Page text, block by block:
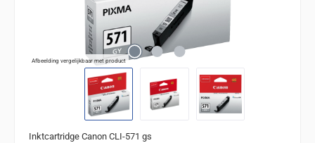
Afbeelding vergelijkbaar met product
Inktcartridge Canon CLI-571 gs